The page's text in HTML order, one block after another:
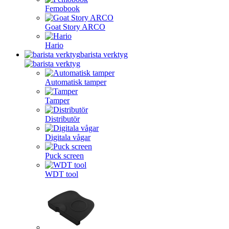
Femobook
Goat Story ARCO
Hario
barista verktyg
Automatisk tamper
Tamper
Distributör
Digitala vågar
Puck screen
WDT tool